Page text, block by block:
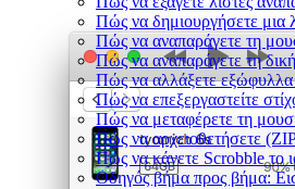
Πώς να δημιουργήσετε
Πώς να αναπαράγετε τη
Πώς να αναπαράγετε τη
Πώς να αλλάξετε εξώφυλλα
Πώς να επεξεργαστείτε
Πώς να μεταφέρετε τη
Πώς να αρχειοθετήσετε
Πώς να κάνετε Scrobble το
Οδηγός βήμα προς βήμα: